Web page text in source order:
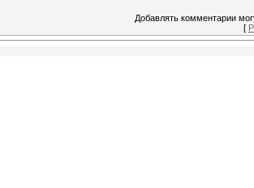
Добавлять комментарии
[